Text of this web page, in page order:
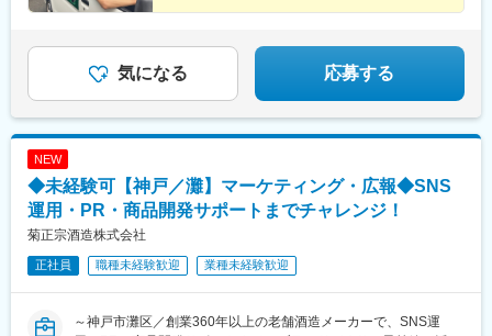
気になる 応募する
NEW
◆未経験可【神戸／灘】マーケティング・広報◆SNS
運用・PR・商品開発サポートまでチャレンジ！
菊正宗酒造株式会社
正社員 職種未経験歓迎 業種未経験歓迎
～神戸市灘区／創業360年以上の老舗酒造メーカーで、SNS運